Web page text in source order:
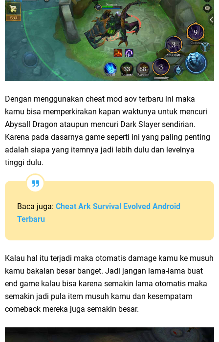
Dengan menggunakan cheat mod aov terbaru ini maka
kamu bisa memperkirakan kapan waktunya untuk mencuri
Abysall Dragon ataupun mencuri Dark Slayer sendirian.
Karena pada dasarnya game seperti ini yang paling penting
adalah siapa yang itemnya jadi lebih dulu dan levelnya
tinggi dulu.
Baca juga: Cheat Ark Survival Evolved Android
Terbaru
Kalau hal itu terjadi maka otomatis damage kamu ke musuh
kamu bakalan besar banget. Jadi jangan lama-lama buat
end game kalau bisa karena semakin lama otomatis maka
semakin jadi pula item musuh kamu dan kesempatam
comeback mereka juga semakin besar.